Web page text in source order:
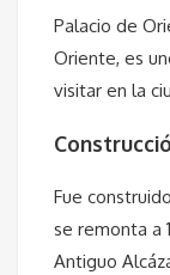
Palacio de
Oriente, es
visitar en la
Fue
se remonta a
Antiguo